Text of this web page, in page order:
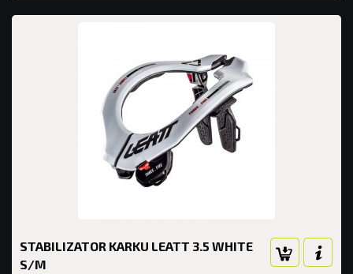
STABILIZATOR KARKU LEATT 3.5 WHITE
S/M